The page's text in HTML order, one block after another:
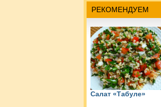
РЕКОМЕНДУЕМ
Салат «Табуле»